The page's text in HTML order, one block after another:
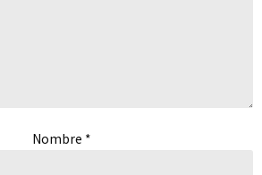
Nombre *